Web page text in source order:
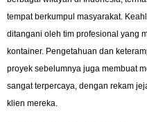
tempat berkumpul masyarakat.
ditangani oleh tim profesional yang
kontainer. Pengetahuan dan
proyek sebelumnya juga membuat
sangat terpercaya, dengan rekam
klien mereka.